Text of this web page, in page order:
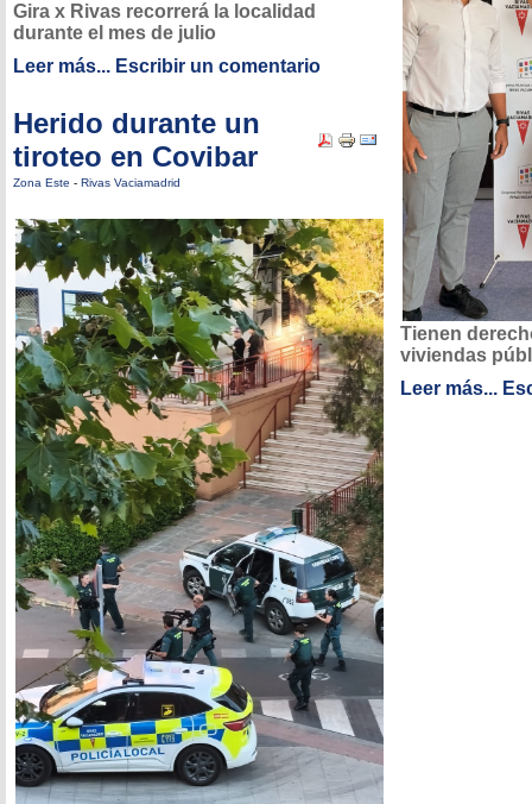
Gira x Rivas recorrerá la localidad
durante el mes de julio
Leer más... Escribir un comentario
Herido durante un
tiroteo en Covibar
Zona Este - Rivas Vaciamadrid
Tienen
viviendas
Leer más...